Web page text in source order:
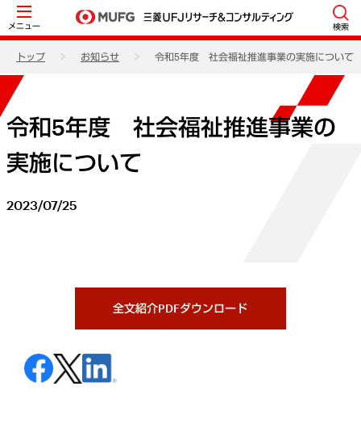
メニュー 検索
トップ お知らせ 令和5年度 社会福祉推進事業の実施について
令和5年度 社会福祉推進事業の
実施について
2023/07/25
全文紹介PDFダウンロード